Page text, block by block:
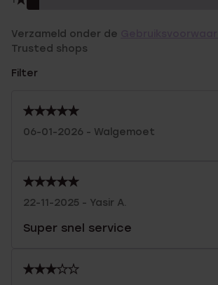
Verzameld onder de
Trusted shops
Filter
06-01-2026 - Walgemoet
22-11-2025 - Yasir A.
Super snel service